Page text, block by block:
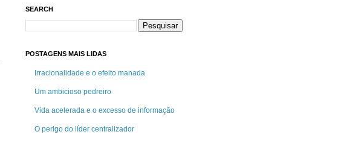
SEARCH
POSTAGENS MAIS LIDAS
Irracionalidade e o efeito manada
Um ambicioso pedreiro
Vida acelerada e o excesso de informação
O perigo do líder centralizador